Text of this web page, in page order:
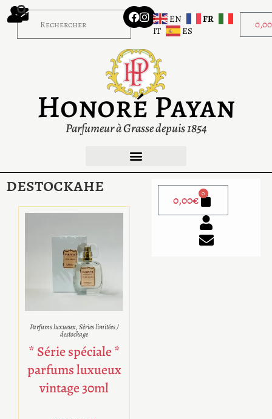
0,00
EN
FR
IT
ES
Honoré Payan
Parfumeur à Grasse depuis 1854
0,00€ 0
destockahe
Parfums luxueux,Séries limitées /
destockage
* Série spéciale *
parfums luxueux
vintage 30ml